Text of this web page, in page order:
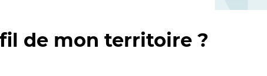
de mon territoire ?